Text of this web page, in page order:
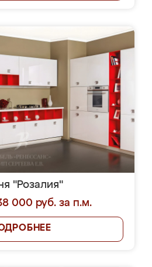
"Розалия"
000 руб. за п.м.